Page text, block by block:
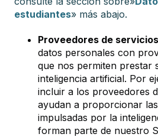
estudiantes» más abajo.
Proveedores de
datos personales con
que nos permiten prestar
inteligencia artificial. Por
incluir a los proveedores
ayudan a proporcionar
impulsadas por la
forman parte de nuestro